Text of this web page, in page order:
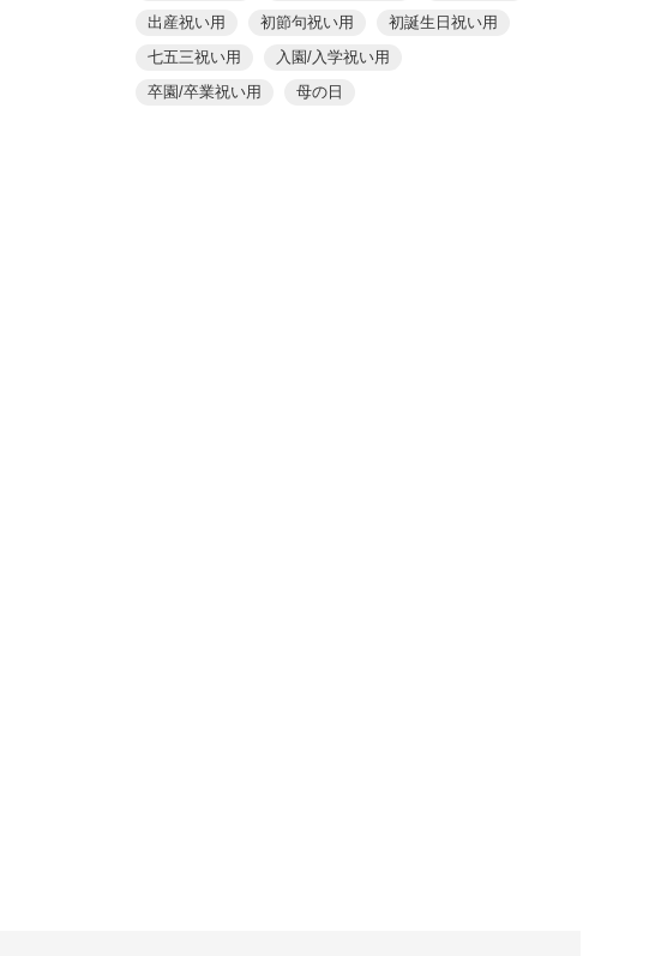
出産祝い用
初節句祝い用
初誕生日祝い用
七五三祝い用
入園/入学祝い用
卒園/卒業祝い用
母の日